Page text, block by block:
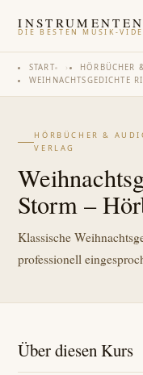
DIE BESTEN MUSIK-
START › HÖRBÜCHER
WEIHNACHTSGEDICHTE
HÖRBÜCHER &
VERLAG
Storm –
Klassische
professionell
Über diesen Kurs